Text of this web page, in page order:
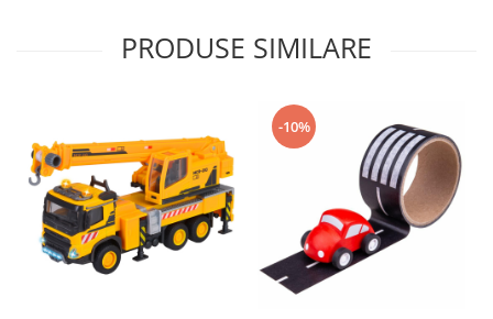
PRODUSE SIMILARE
-10%